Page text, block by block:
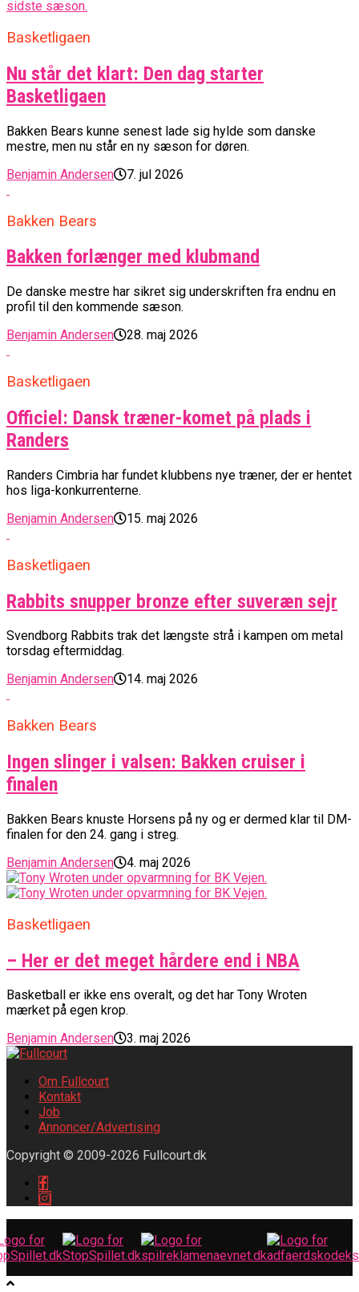
Basketligaen
Nu står det klart: Den dag starter
Basketligaen
Bakken Bears kunne senest lade sig hylde som danske
mestre, men nu står en ny sæson for døren.
Benjamin Andersen
7. jul 2026
Bakken Bears
Bakken forlænger med klubmand
De danske mestre har sikret sig underskriften fra endnu en
profil til den kommende sæson.
Benjamin Andersen
28. maj 2026
Basketligaen
Officiel: Dansk træner-komet på plads i
Randers
Randers Cimbria har fundet klubbens nye træner, der er hentet
hos liga-konkurrenterne.
Benjamin Andersen
15. maj 2026
Basketligaen
Rabbits snupper bronze efter suveræn sejr
Svendborg Rabbits trak det længste strå i kampen om metal
torsdag eftermiddag.
Benjamin Andersen
14. maj 2026
Bakken Bears
Ingen slinger i valsen: Bakken cruiser i
finalen
Bakken Bears knuste Horsens på ny og er dermed klar til DM-
finalen for den 24. gang i streg.
Benjamin Andersen
4. maj 2026
Basketligaen
– Her er det meget hårdere end i NBA
Basketball er ikke ens overalt, og det har Tony Wroten
mærket på egen krop.
Benjamin Andersen
3. maj 2026
Om Fullcourt
Kontakt
Job
Annoncer/Advertising
Copyright © 2009-2026 Fullcourt.dk